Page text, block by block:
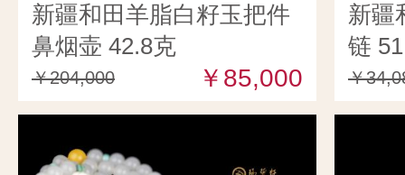
新疆和田羊脂白籽玉把件
鼻烟壶 42.8克
￥204,000 ￥85,000
新疆
链
￥